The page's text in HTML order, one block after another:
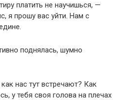
платить не научишься, —
я прошу вас уйти. Нам с
поднялась, шумно
нас тут встречают? Как
у тебя своя голова на плечах